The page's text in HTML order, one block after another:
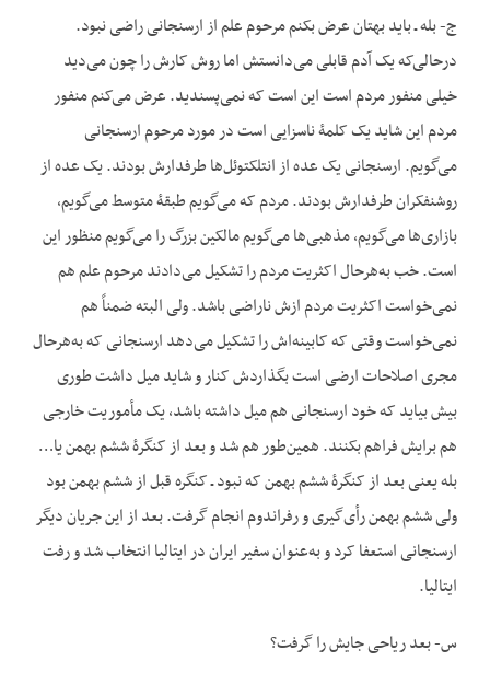
ج- بله ـ باید بهتان عرض بکنم مرحوم علم از ارسنجانی راضی نبود.
درحالی‌که یک آدم قابلی می‌دانستش اما روش کارش را چون می‌دید
خیلی منفور مردم است این است که نمی‌پسندید. عرض می‌کنم منفور
مردم این شاید یک کلمۀ ناسزایی است در مورد مرحوم ارسنجانی
می‌گویم. ارسنجانی یک عده از انتلکتوئل‌ها طرفدارش بودند. یک‌ عده از
روشنفکران طرفدارش بودند. مردم که می‌گویم طبقۀ متوسط می‌گویم،
بازاری‌ها می‌گویم، مذهبی‌ها می‌گویم مالکین بزرگ را می‌گویم منظور این
است. خب به‌هرحال اکثریت مردم را تشکیل می‌دادند مرحوم علم هم
نمی‌خواست اکثریت مردم ازش ناراضی باشد. ولی البته ضمناً هم
نمی‌خواست وقتی که کابینه‌اش را تشکیل می‌دهد ارسنجانی که به‌هرحال
مجری اصلاحات ارضی است بگذاردش کنار و شاید میل داشت طوری
بیش بیاید که خود ارسنجانی هم میل داشته باشد، یک مأموریت خارجی
هم برایش فراهم بکنند. همین‌طور هم شد و بعد از کنگرۀ ششم بهمن یا…
بله یعنی بعد از کنگرۀ ششم بهمن که نبود ـ کنگره قبل از ششم بهمن بود
ولی ششم بهمن رأی‌گیری و رفراندوم انجام گرفت. بعد از این جریان دیگر
ارسنجانی استعفا کرد و به‌عنوان سفیر ایران در ایتالیا انتخاب شد و رفت
ایتالیا.
س- بعد ریاحی جایش را گرفت؟